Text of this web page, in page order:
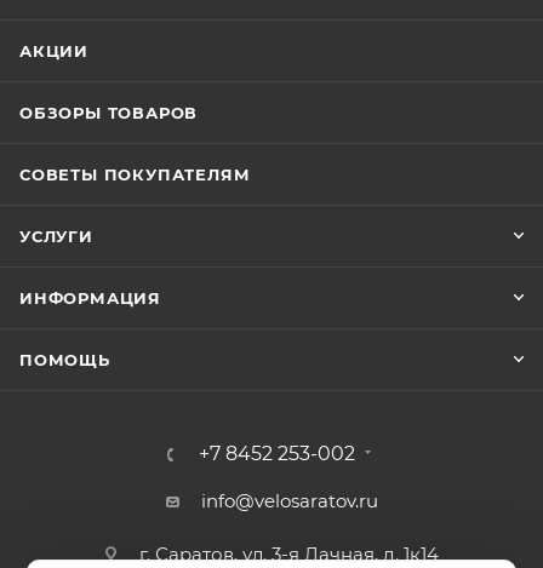
АКЦИИ
ОБЗОРЫ ТОВАРОВ
СОВЕТЫ ПОКУПАТЕЛЯМ
УСЛУГИ
ИНФОРМАЦИЯ
ПОМОЩЬ
+7 8452 253-002
info@velosaratov.ru
г. Саратов, ул. 3-я Дачная, д. 1к14